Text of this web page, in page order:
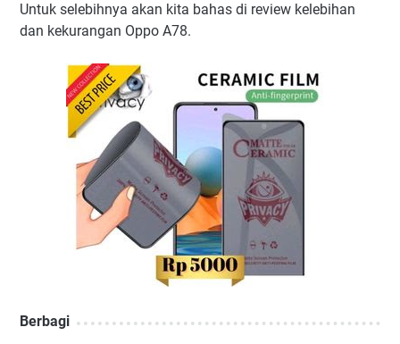
Untuk selebihnya akan kita bahas di review kelebihan
dan kekurangan Oppo A78.
Berbagi